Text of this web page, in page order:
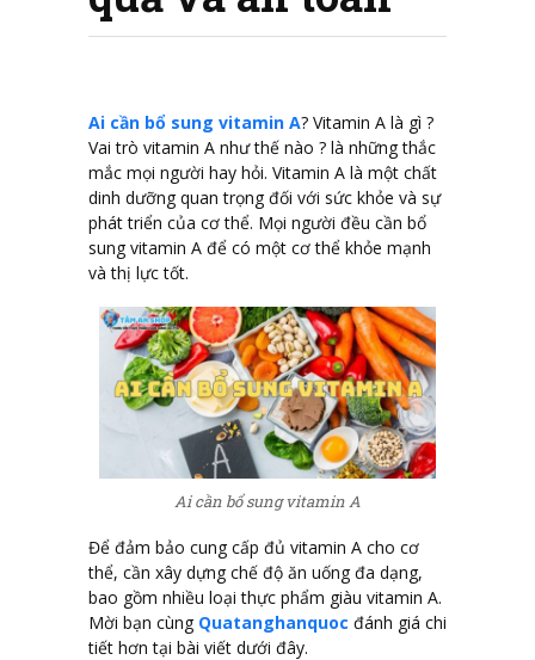
Ai cần bổ sung vitamin A? Vitamin A là gì ?
Vai trò vitamin A như thế nào ? là những thắc
mắc mọi người hay hỏi. Vitamin A là một chất
dinh dưỡng quan trọng đối với sức khỏe và sự
phát triển của cơ thể. Mọi người đều cần bổ
sung vitamin A để có một cơ thể khỏe mạnh
và thị lực tốt.
Ai cần bổ sung vitamin A
Để đảm bảo cung cấp đủ vitamin A cho cơ
thể, cần xây dựng chế độ ăn uống đa dạng,
bao gồm nhiều loại thực phẩm giàu vitamin A.
Mời bạn cùng Quatanghanquoc đánh giá chi
tiết hơn tại bài viết dưới đây.